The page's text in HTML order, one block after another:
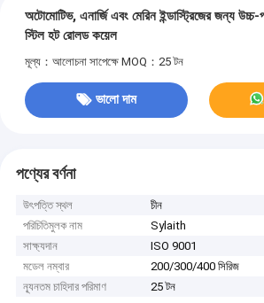
অটোমোটিভ, এনার্জি এবং মেরিন ইন্ডাস্ট্রিজের জন্য উচ্চ-
স্টিল হট রোলড কয়েল
মূল্য：আলোচনা সাপেক্ষে MOQ：25 টন
ভালো দাম
পণ্যের বর্ণনা
উৎপত্তি স্থল
চীন
পরিচিতিমুলক নাম
Sylaith
সাক্ষ্যদান
ISO 9001
মডেল নম্বার
200/300/400 সিরিজ
ন্যূনতম চাহিদার পরিমাণ
25 টন